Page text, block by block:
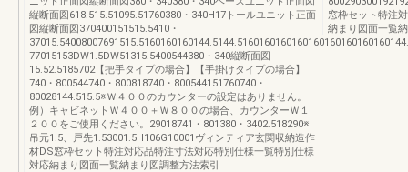
縦断面図618.515.51095.51760380・340H17トールユニット正面
図縦断面図370400151515.5410・
77015153DW1.5DW51315.5400544380・340縦断面図
15.52.5185702【把手タイプの場合】【手掛けタイプの場合】
740・800544740・800818740・800544151760740・
80028144.515.5※Ｗ４００のカウンターの設定はありません。
例）キャビネットＷ４００＋Ｗ８００の場合、カウンターＷ１
２００をご使用ください。29018741・801380・3402.518290※
吊元1.5、戸先1.53001.5H106G10001ヴィンティア玄関収納造作
材DS窓枠セット特注対応品特注寸法対応特別仕様一覧特別仕様
対応納まり図面一覧納まり図調整方法索引
窓枠セット特注
納まり図面一覧